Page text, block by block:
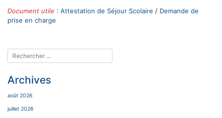
Document utile : Attestation de Séjour Scolaire / Demande de
prise en charge
Archives
août 2026
juillet 2026